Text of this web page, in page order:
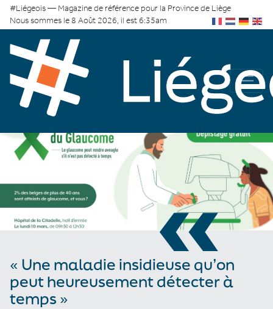
#Liégeois — Magazine de référence pour la Province de Liège
Nous sommes le 8 Août 2026, il est 6:35am
«
« Une maladie insidieuse qu’on
peut heureusement détecter à
temps »